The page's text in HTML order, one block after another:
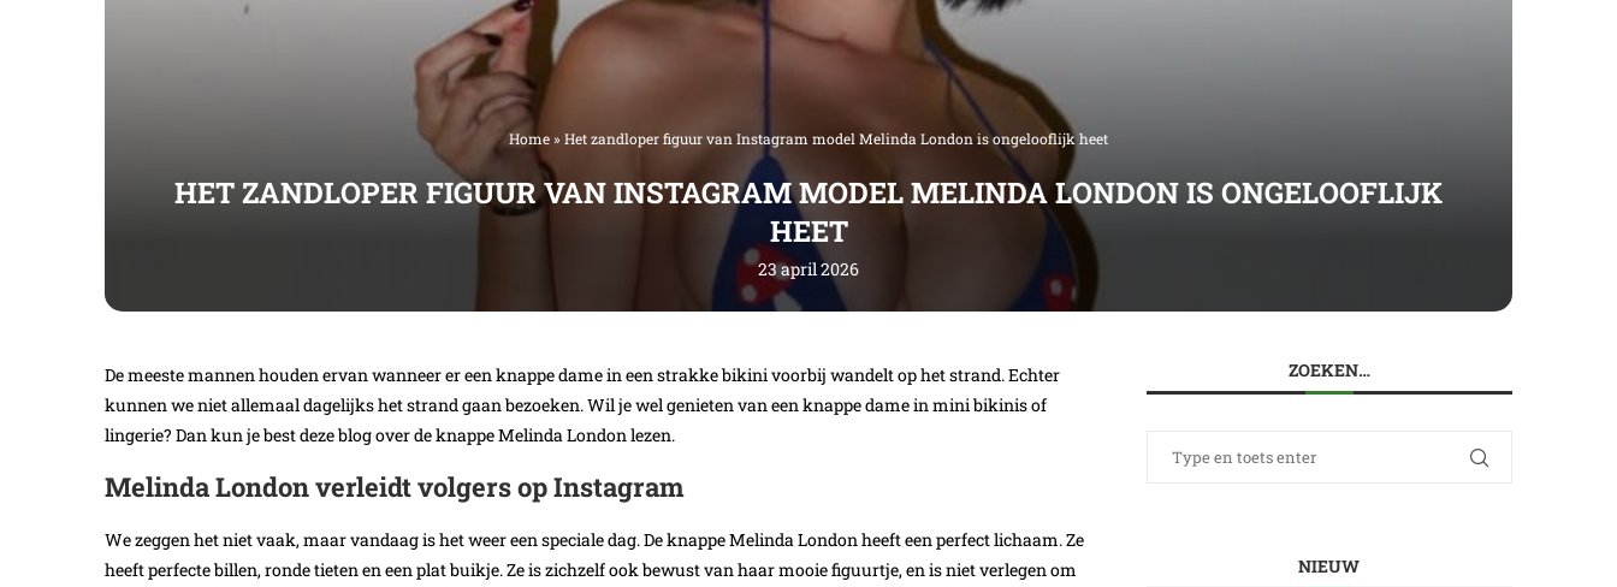
Home» Het zandloper figuur van Instagram model Melinda London is ongelooflijk heet
HET ZANDLOPER FIGUUR VAN INSTAGRAM MODEL MELINDA LONDON IS ONGELOOFLIJK
HEET
23 april 2026
De meeste mannen houden ervan wanneer er een knappe dame in een strakke bikini voorbij wandelt op het strand. Echter
kunnen we niet allemaal dagelijks het strand gaan bezoeken. Wil je wel genieten van een knappe dame in mini bikinis of
lingerie? Dan kun je best deze blog over de knappe Melinda London lezen.
Melinda London verleidt volgers op Instagram
We zeggen het niet vaak, maar vandaag is het weer een speciale dag. De knappe Melinda London heeft een perfect lichaam. Ze
heeft perfecte billen, ronde tieten en een plat buikje. Ze is zichzelf ook bewust van haar mooie figuurtje, en is niet verlegen om
ZOEKEN…
NIEUW